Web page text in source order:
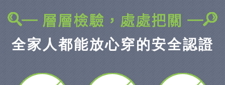
全家人都能放心穿的安全認證